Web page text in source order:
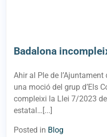
Badalona
Ahir al Ple de
una moció del grup d’Els
compleixi la Llei 7/2023
estatal…[...]
Posted in Blog